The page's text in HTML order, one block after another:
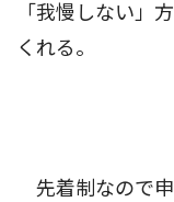
「我慢しない」
くれる。
先着制なので